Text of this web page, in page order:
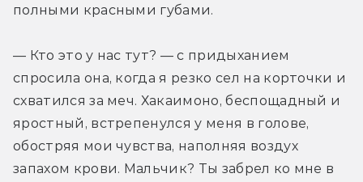
полными красными губами.
— Кто это у нас тут? — с придыханием
спросила она, когда я резко сел на корточки и
схватился за меч. Хакаимоно, беспощадный и
яростный, встрепенулся у меня в голове,
обостряя мои чувства, наполняя воздух
запахом крови. Мальчик? Ты забрел ко мне в